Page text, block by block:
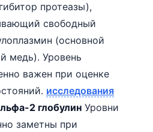
протеазы),
свободный
(основной
медь). Уровень
важен при оценке
исследования
2 глобулин Уровни
заметны при